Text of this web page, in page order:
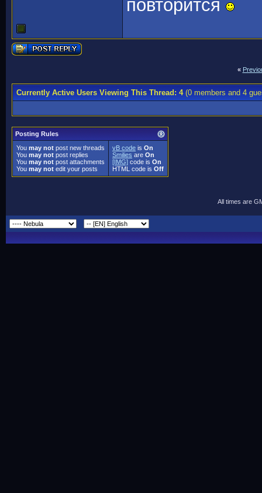
повторится
«
Currently Active Users Viewing This Thread: 4(0 members and 4
Posting Rules
You may not post new threads
You may not post replies
You may not post attachments
You may not edit your posts
vB code is On
Smilies are On
[IMG] code is On
HTML code is Off
All times are